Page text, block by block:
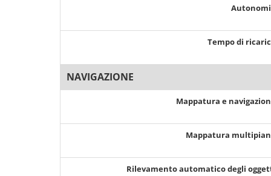
Tempo di
NAVIGAZIONE
Mappatura e
Mappatura
Rilevamento automatico degli